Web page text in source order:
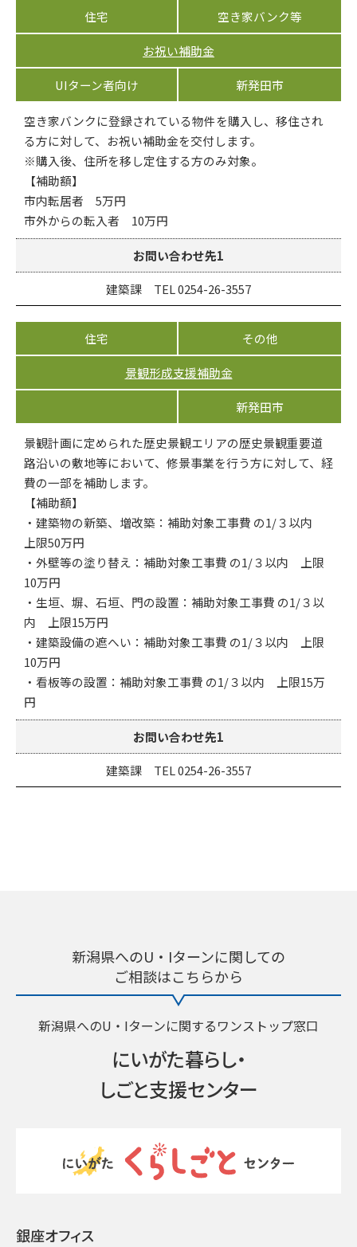
住宅 空き家バンク等
お祝い補助金
UIターン者向け 新発田市
空き家バンクに登録されている物件を購入し、移住され
る方に対して、お祝い補助金を交付します。
※購入後、住所を移し定住する方のみ対象。
【補助額】
市内転居者 5万円
市外からの転入者 10万円
お問い合わせ先1
建築課 TEL 0254-26-3557
住宅 その他
景観形成支援補助金
新発田市
景観計画に定められた歴史景観エリアの歴史景観重要道
路沿いの敷地等において、修景事業を行う方に対して、経
費の一部を補助します。
【補助額】
・建築物の新築、増改築：補助対象工事費 の1/３以内
上限50万円
・外壁等の塗り替え：補助対象工事費 の1/３以内 上限
10万円
・生垣、塀、石垣、門の設置：補助対象工事費 の1/３以
内 上限15万円
・建築設備の遮へい：補助対象工事費 の1/３以内 上限
10万円
・看板等の設置：補助対象工事費 の1/３以内 上限15万
円
お問い合わせ先1
建築課 TEL 0254-26-3557
新潟県へのU・Iターンに関しての
ご相談はこちらから
新潟県へのU・Iターンに関するワンストップ窓口
にいがた暮らし・
しごと支援センター
銀座オフィス